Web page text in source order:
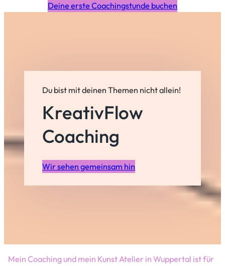
Deine erste Coachingstunde buchen
Du bist mit deinen Themen nicht allein!
KreativFlow
Coaching
Wir sehen gemeinsam hin
Mein Coaching und mein Kunst Atelier in Wuppertal ist für